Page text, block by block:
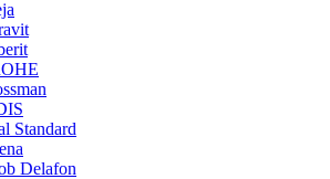
Standard
Delafon